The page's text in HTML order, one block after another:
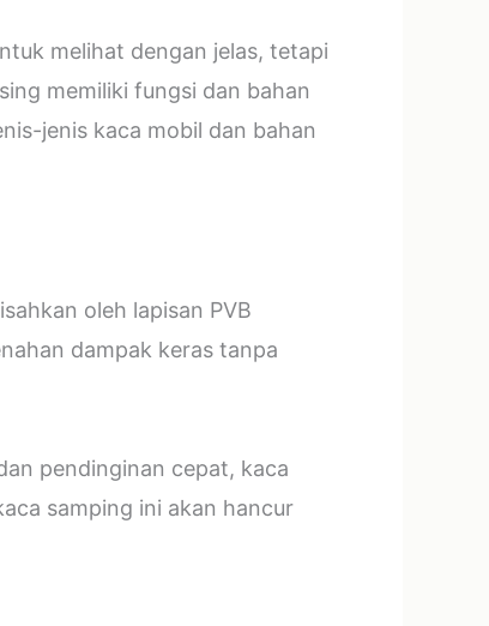
melihat dengan jelas, tetapi
memiliki fungsi dan bahan
jenis kaca mobil dan bahan
oleh lapisan PVB
dampak keras tanpa
pendinginan cepat, kaca
samping ini akan hancur